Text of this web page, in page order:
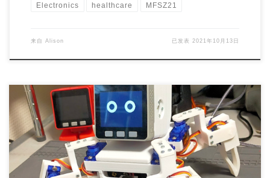
Electronics healthcare MFSZ21
来自 Alison 已发表 2021年10月13日
Project Maker (s): Masao Yamazaki Country/Area: J […]